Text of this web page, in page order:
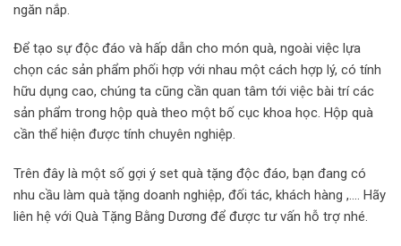
ngăn nắp.
Để tạo sự độc đáo và hấp dẫn cho món quà, ngoài việc lựa
chọn các sản phẩm phối hợp với nhau một cách hợp lý, có tính
hữu dụng cao, chúng ta cũng cần quan tâm tới việc bài trí các
sản phẩm trong hộp quà theo một bố cục khoa học. Hộp quà
cần thể hiện được tính chuyên nghiệp.
Trên đây là một số gợi ý set quà tặng độc đáo, bạn đang có
nhu cầu làm quà tặng doanh nghiệp, đối tác, khách hàng ,…. Hãy
liên hệ với Quà Tặng Bằng Dương để được tư vấn hỗ trợ nhé.